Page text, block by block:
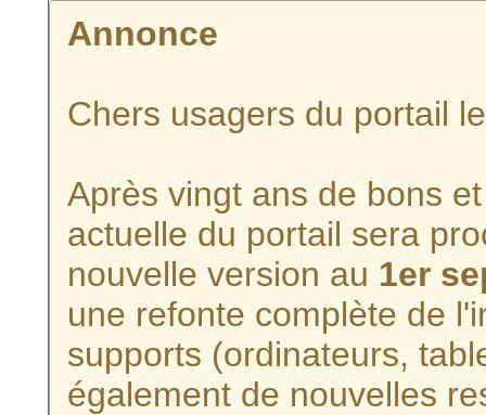
Annonce
Chers usagers du portail
Après vingt ans de bons
actuelle du portail sera
nouvelle version au 1er
une refonte complète de
supports (ordinateurs,
également de nouvelles